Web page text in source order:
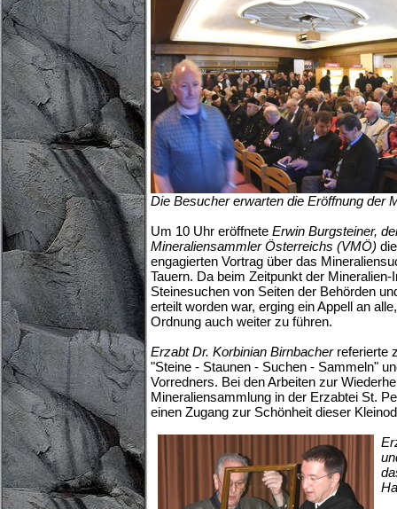
Die Besucher erwarten die Eröffnung der
Um 10 Uhr eröffnete Erwin Burgsteiner,
Mineraliensammler Österreichs (VMÖ)
engagierten Vortrag über das
Tauern. Da beim Zeitpunkt der
Steinesuchen von Seiten der Behörden
erteilt worden war, erging ein Appell an
Ordnung auch weiter zu führen.
Erzabt Dr. Korbinian Birnbacherreferierte
"Steine - Staunen - Suchen - Sammeln"
Vorredners. Bei den Arbeiten zur
Mineraliensammlung in der Erzabtei St.
einen Zugang zur Schönheit dieser